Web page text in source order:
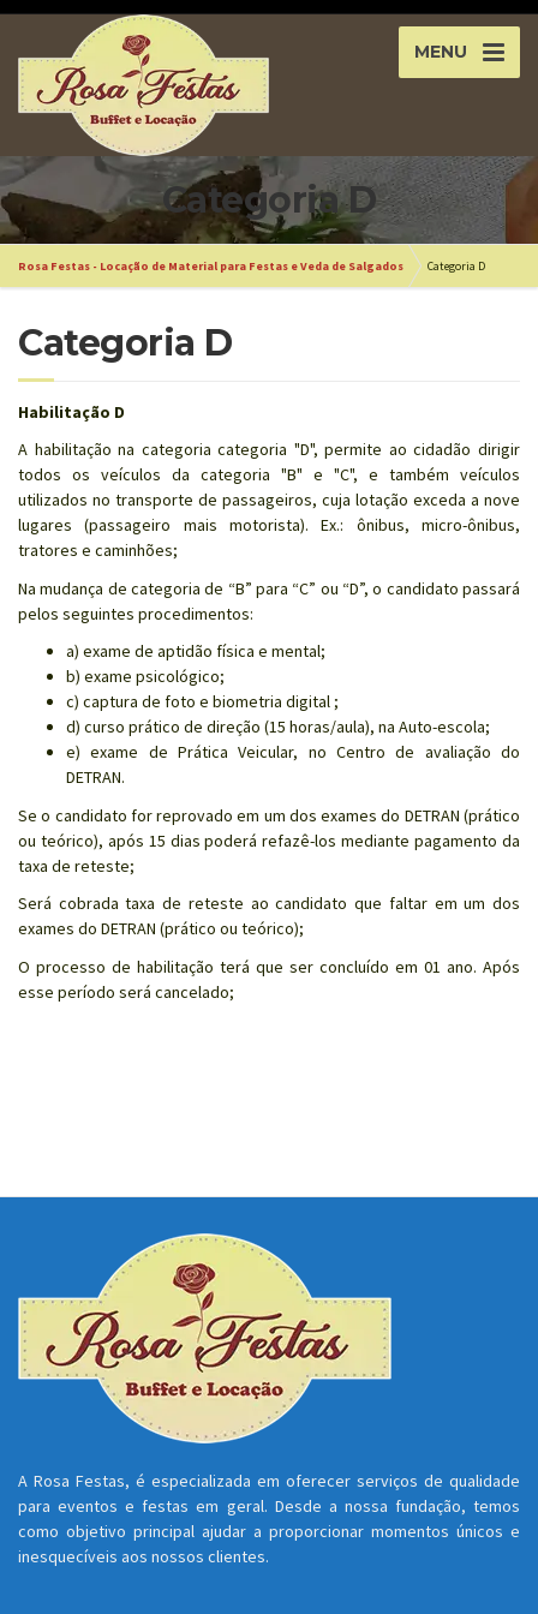
MENU
Categoria D
Rosa Festas - Locação de Material para Festas e Veda de Salgados Categoria D
Categoria D
Habilitação D
A habilitação na categoria categoria "D", permite ao cidadão dirigir
todos os veículos da categoria "B" e "C", e também veículos
utilizados no transporte de passageiros, cuja lotação exceda a nove
lugares (passageiro mais motorista). Ex.: ônibus, micro-ônibus,
tratores e caminhões;
Na mudança de categoria de “B” para “C” ou “D”, o candidato passará
pelos seguintes procedimentos:
a) exame de aptidão física e mental;
b) exame psicológico;
c) captura de foto e biometria digital ;
d) curso prático de direção (15 horas/aula), na Auto-escola;
e) exame de Prática Veicular, no Centro de avaliação do
DETRAN.
Se o candidato for reprovado em um dos exames do DETRAN (prático
ou teórico), após 15 dias poderá refazê-los mediante pagamento da
taxa de reteste;
Será cobrada taxa de reteste ao candidato que faltar em um dos
exames do DETRAN (prático ou teórico);
O processo de habilitação terá que ser concluído em 01 ano. Após
esse período será cancelado;
A Rosa Festas, é especializada em oferecer serviços de qualidade
para eventos e festas em geral. Desde a nossa fundação, temos
como objetivo principal ajudar a proporcionar momentos únicos e
inesquecíveis aos nossos clientes.